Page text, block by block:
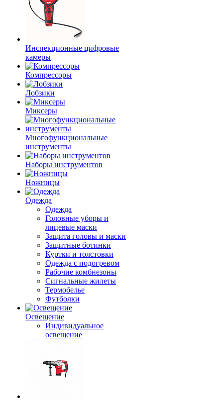
Инспекционные цифровые
камеры
Компрессоры
Лобзики
Миксеры
Многофункциональные
инструменты
Наборы инструментов
Ножницы
Одежда
Одежда
Головные уборы и
лицевые маски
Защита головы и маски
Защитные ботинки
Куртки и толстовки
Одежда с подогревом
Рабочие комбнезоны
Сигнальные жилеты
Термобелье
Футболки
Освещение
Индивидуальное
освещение